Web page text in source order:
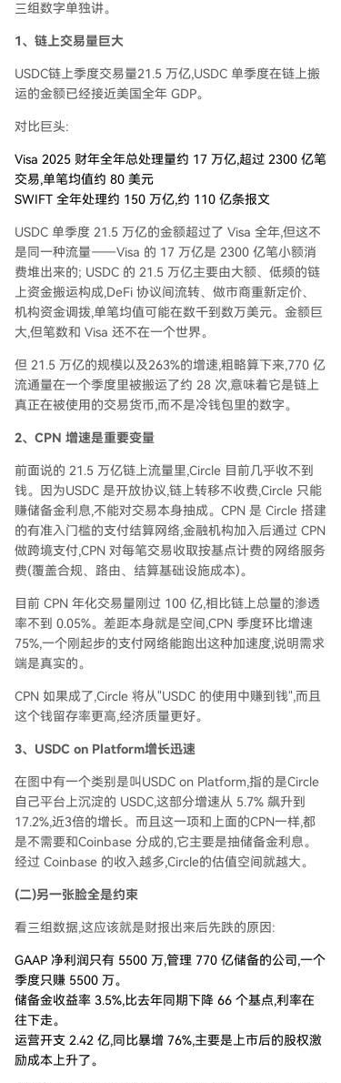
三组数字单独讲。
1、链上交易量巨大
USDC链上季度交易量21.5 万亿,USDC 单季度在链上搬
运的金额已经接近美国全年 GDP。
对比巨头:
Visa 2025 财年全年总处理量约 17 万亿,超过 2300 亿笔
交易,单笔均值约 80 美元
SWIFT 全年处理约 150 万亿,约 110 亿条报文
USDC 单季度 21.5 万亿的金额超过了 Visa 全年,但这不
是同一种流量——Visa 的 17 万亿是 2300 亿笔小额消
费堆出来的; USDC 的 21.5 万亿主要由大额、低频的链
上资金搬运构成,DeFi 协议间流转、做市商重新定价、
机构资金调拨,单笔均值可能在数千到数万美元。金额巨
大,但笔数和 Visa 还不在一个世界。
但 21.5 万亿的规模以及263%的增速,粗略算下来,770 亿
流通量在一个季度里被搬运了约 28 次,意味着它是链上
真正在被使用的交易货币,而不是冷钱包里的数字。
2、CPN 增速是重要变量
前面说的 21.5 万亿链上流量里,Circle 目前几乎收不到
钱。因为USDC 是开放协议,链上转移不收费,Circle 只能
赚储备金利息,不能对交易本身抽成。CPN 是 Circle 搭建
的有准入门槛的支付结算网络,金融机构加入后通过 CPN
做跨境支付,CPN 对每笔交易收取按基点计费的网络服务
费(覆盖合规、路由、结算基础设施成本)。
目前 CPN 年化交易量刚过 100 亿,相比链上总量的渗透
率不到 0.05%。差距本身就是空间,CPN 季度环比增速
75%,一个刚起步的支付网络能跑出这种加速度,说明需求
端是真实的。
CPN 如果成了,Circle 将从"USDC 的使用中赚到钱",而且
这个钱留存率更高,经济质量更好。
3、USDC on Platform增长迅速
在图中有一个类别是叫USDC on Platform,指的是Circle
自己平台上沉淀的 USDC,这部分增速从 5.7% 飙升到
17.2%,近3倍的增长。而且这一项和上面的CPN一样,都
是不需要和Coinbase 分成的,它主要是抽储备金利息。
经过 Coinbase 的收入越多,Circle的估值空间就越大。
(二)另一张脸全是约束
看三组数据,这应该就是财报出来后先跌的原因:
GAAP 净利润只有 5500 万,管理 770 亿储备的公司,一个
季度只赚 5500 万。
储备金收益率 3.5%,比去年同期下降 66 个基点,利率在
往下走。
运营开支 2.42 亿,同比暴增 76%,主要是上市后的股权激
励成本上升了。